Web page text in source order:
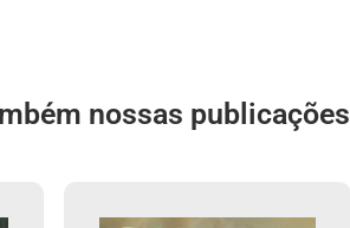
nossas publicações